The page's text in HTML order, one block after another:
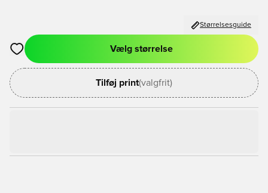
Størrelsesguide
Åbner en Modal til at logge ind eller tilmelde dig som medlem
Vælg størrelse
Tilføj print(valgfrit)